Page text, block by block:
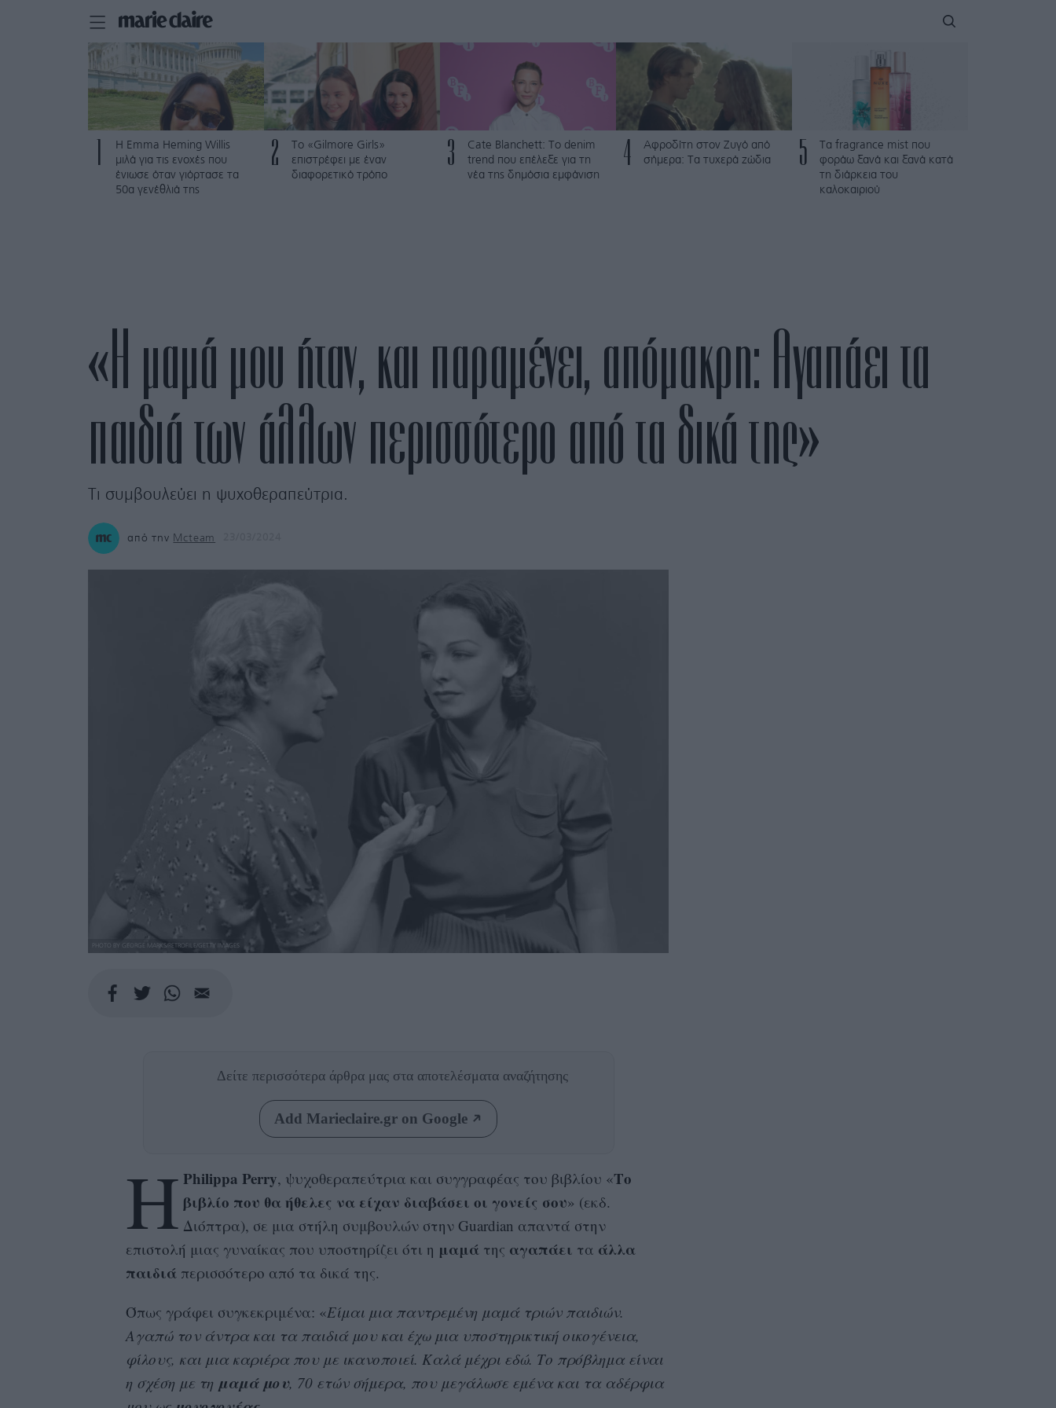
H Emma Heming Willis
μιλά για τις ενοχές που
ένιωσε όταν γιόρτασε τα
50α γενέθλιά της
2
Το «Gilmore Girls»
επιστρέφει με έναν
διαφορετικό τρόπο
3
Cate Blanchett: Το denim
trend που επέλεξε για τη
νέα της δημόσια εμφάνιση
4
Αφροδίτη στον Ζυγό από
σήμερα: Τα τυχερά ζώδια
5
Τα fragrance mist που
φοράω ξανά και ξανά κατά
τη διάρκεια του
καλοκαιριού
«Η μαμά μου ήταν, και παραμένει, απόμακρη: Αγαπάει τα
παιδιά των άλλων περισσότερο από τα δικά της»
Τι συμβουλεύει η ψυχοθεραπεύτρια.
από την Mcteam
PHOTO BY GEORGE MARKS/RETROFILE/GETTY IMAGES
Δείτε περισσότερα άρθρα μας στα αποτελέσματα αναζήτησης
Add Marieclaire.gr on Google
Η Philippa Perry, ψυχοθεραπεύτρια και συγγραφέας του βιβλίου «Το
βιβλίο που θα ήθελες να είχαν διαβάσει οι γονείς σου» (εκδ.
Διόπτρα), σε μια στήλη συμβουλών στην Guardian απαντά στην
επιστολή μιας γυναίκας που υποστηρίζει ότι η μαμάτης αγαπάει τα άλλα
παιδιάπερισσότερο από τα δικά της.
Όπως γράφει συγκεκριμένα: «Είμαι μια παντρεμένη μαμά τριών παιδιών.
Αγαπώ τον άντρα και τα παιδιά μου και έχω μια υποστηρικτική οικογένεια,
φίλους, και μια καριέρα που με ικανοποιεί. Καλά μέχρι εδώ. Το πρόβλημα είναι
η σχέση με τη μαμά μου, 70 ετών σήμερα, που μεγάλωσε εμένα και τα αδέρφια